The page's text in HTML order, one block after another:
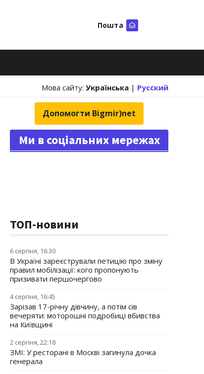
Пошта
Мова сайту: Українська | Русский
Допомогти Bigmir)net
Ми в соціальних мережах
ТОП-новини
6 серпня, 16:30
В Україні зареєстрували петицію про зміну
правил мобілізації: кого пропонують
призивати першочергово
4 серпня, 16:45
Зарізав 17-річну дівчину, а потім сів
вечеряти: моторошні подробиці вбивства
на Київщині
2 серпня, 22:18
ЗМІ: У ресторані в Москві загинула дочка
генерала